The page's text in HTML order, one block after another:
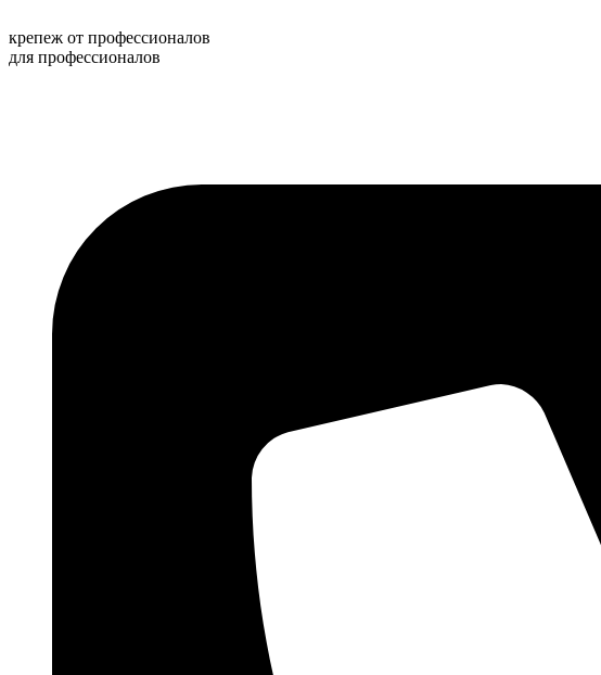
к
содержимому
крепеж от профессионалов
для профессионалов